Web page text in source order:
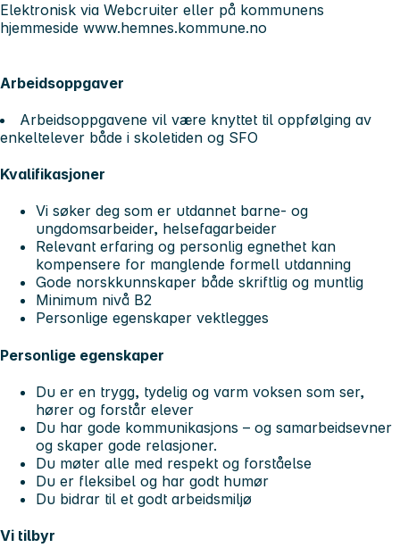
Elektronisk via Webcruiter eller på kommunens
hjemmeside www.hemnes.kommune.no
Arbeidsoppgaver
Arbeidsoppgavene vil være knyttet til oppfølging av
enkeltelever både i skoletiden og SFO
Kvalifikasjoner
Vi søker deg som er utdannet barne- og
ungdomsarbeider, helsefagarbeider
Relevant erfaring og personlig egnethet kan
kompensere for manglende formell utdanning
Gode norskkunnskaper både skriftlig og muntlig
Minimum nivå B2
Personlige egenskaper vektlegges
Personlige egenskaper
Du er en trygg, tydelig og varm voksen som ser,
hører og forstår elever
Du har gode kommunikasjons – og samarbeidsevner
og skaper gode relasjoner.
Du møter alle med respekt og forståelse
Du er fleksibel og har godt humør
Du bidrar til et godt arbeidsmiljø
Vi tilbyr